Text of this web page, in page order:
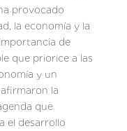
provocado
la economía y la
de
que priorice a las
y un
la
que
el desarrollo